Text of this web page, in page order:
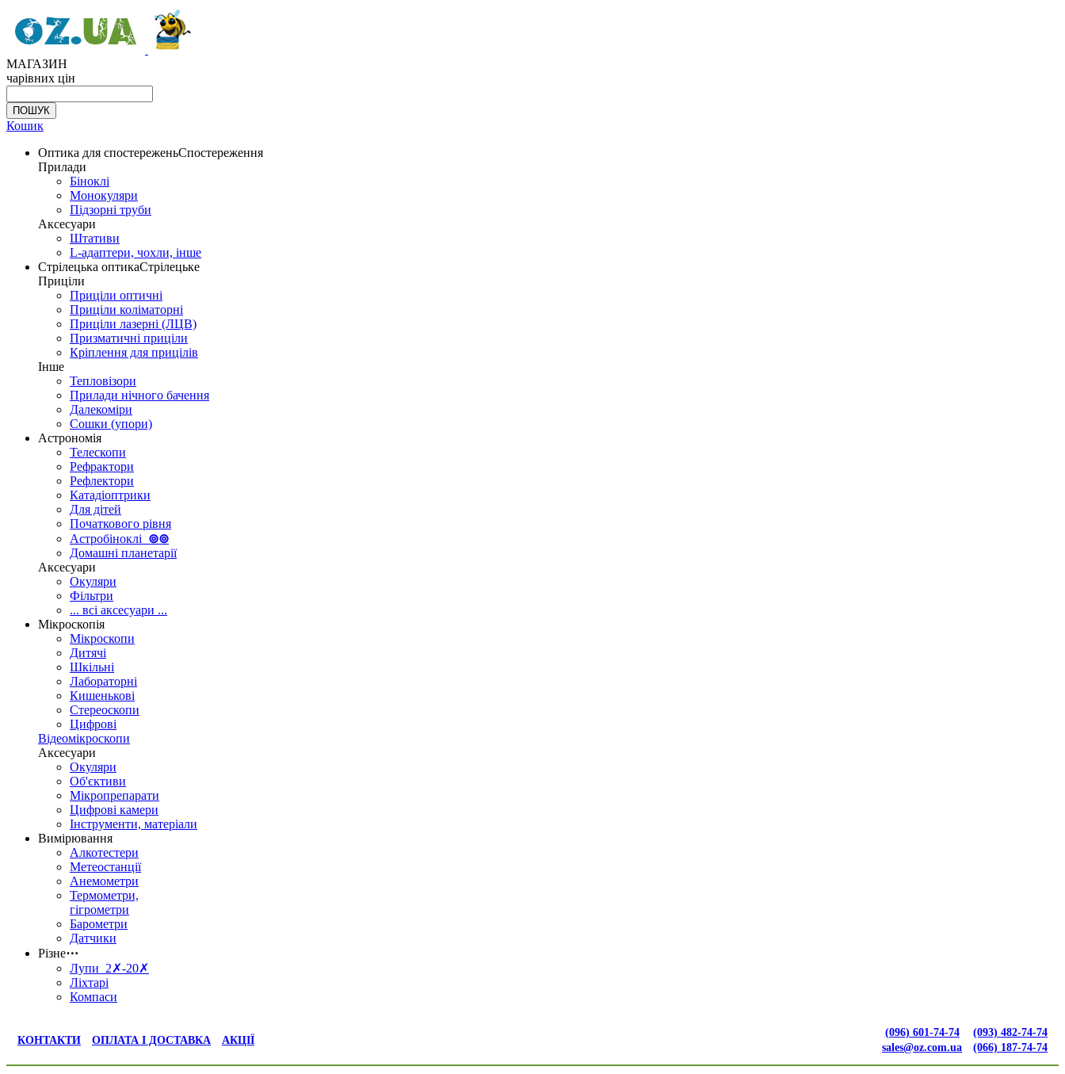
МАГАЗИН
чарівних цін
Кошик
Оптика для спостереженьСпостереження
Прилади
Біноклі
Монокуляри
Підзорні труби
Аксесуари
Штативи
L-адаптери, чохли, інше
Стрілецька оптикаСтрілецьке
Приціли
Приціли оптичні
Приціли коліматорні
Приціли лазерні (ЛЦВ)
Призматичні приціли
Кріплення для прицілів
Інше
Тепловізори
Прилади нічного бачення
Далекоміри
Сошки (упори)
Астрономія
Телескопи
Рефрактори
Рефлектори
Катадіоптрики
Для дітей
Початкового рівня
Астробіноклі ⊚⊚
Домашні планетарії
Аксесуари
Окуляри
Фільтри
... всі аксесуари ...
Мікроскопія
Мікроскопи
Дитячі
Шкільні
Лабораторні
Кишенькові
Стереоскопи
Цифрові
Відеомікроскопи
Аксесуари
Окуляри
Об'єктиви
Мікропрепарати
Цифрові камери
Інструменти, матеріали
Вимірювання
Алкотестери
Метеостанції
Анемометри
Термометри,
гігрометри
Барометри
Датчики
Різне⋯
Лупи 2✗-20✗
Ліхтарі
Компаси
КОНТАКТИ ОПЛАТА І ДОСТАВКА АКЦІЇ
(096) 601-74-74
sales@oz.com.ua
(093) 482-74-74
(066) 187-74-74